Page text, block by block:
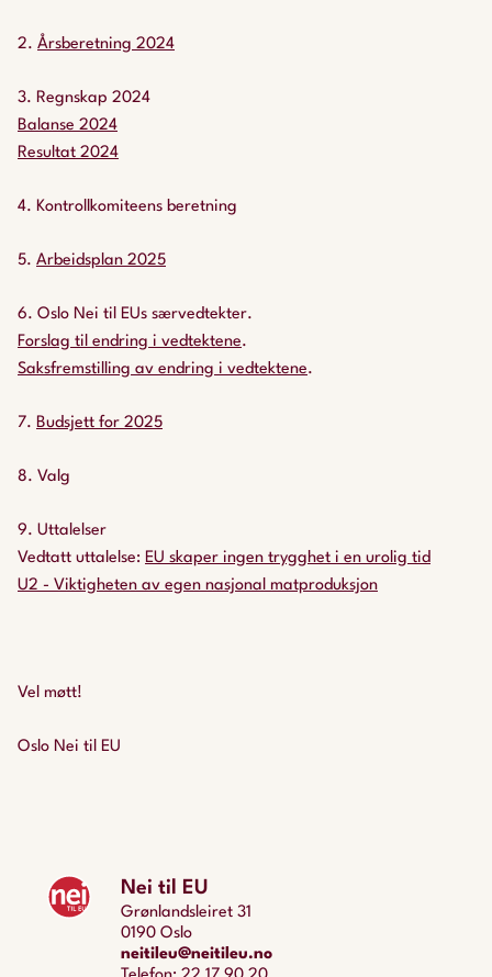
2. Årsberetning 2024
3. Regnskap 2024
Balanse 2024
Resultat 2024
4. Kontrollkomiteens beretning
5. Arbeidsplan 2025
6. Oslo Nei til EUs særvedtekter.
Forslag til endring i vedtektene.
Saksfremstilling av endring i vedtektene.
7. Budsjett for 2025
8. Valg
9. Uttalelser
Vedtatt uttalelse: EU skaper ingen trygghet i en urolig tid
U2 - Viktigheten av egen nasjonal matproduksjon
Vel møtt!
Oslo Nei til EU
Nei til EU
Grønlandsleiret 31
0190 Oslo
neitileu@neitileu.no